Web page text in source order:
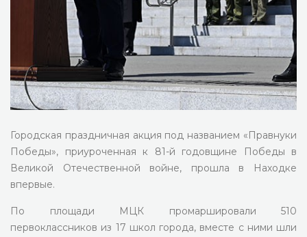
Городская праздничная акция под названием «Правнуки
Победы», приуроченная к 81-й годовщине Победы в
Великой Отечественной войне, прошла в Находке
впервые.
По площади МЦК промаршировали 510
первоклассников из 17 школ города, вместе с ними шли